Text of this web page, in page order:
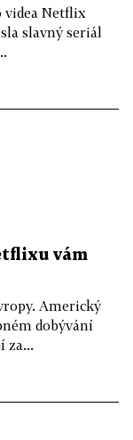
videa Netflix
slavný seriál
vám
Americký
dobývání
za...